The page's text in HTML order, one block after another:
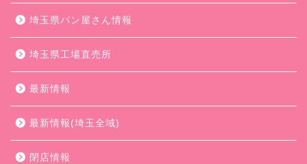
埼玉県パン屋さん情報
埼玉県工場直売所
最新情報
最新情報(埼玉全域)
閉店情報